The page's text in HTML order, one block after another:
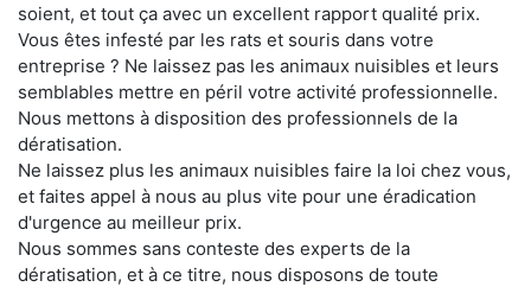
soient, et tout ça avec un excellent rapport qualité prix.
Vous êtes infesté par les rats et souris dans votre
entreprise ? Ne laissez pas les animaux nuisibles et leurs
semblables mettre en péril votre activité professionnelle.
Nous mettons à disposition des professionnels de la
dératisation.
Ne laissez plus les animaux nuisibles faire la loi chez vous,
et faites appel à nous au plus vite pour une éradication
d'urgence au meilleur prix.
Nous sommes sans conteste des experts de la
dératisation, et à ce titre, nous disposons de toute